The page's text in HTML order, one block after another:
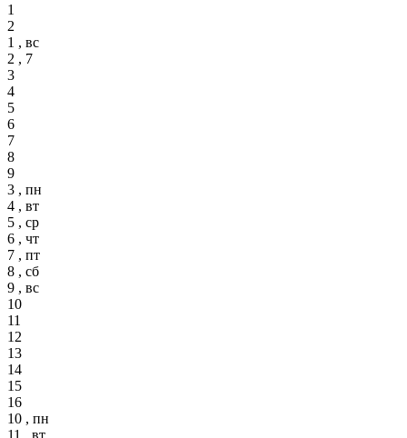
1
2
1 , вс
2 , 7
3
4
5
6
7
8
9
3 , пн
4 , вт
5 , ср
6 , чт
7 , пт
8 , сб
9 , вс
10
11
12
13
14
15
16
10 , пн
11 , вт